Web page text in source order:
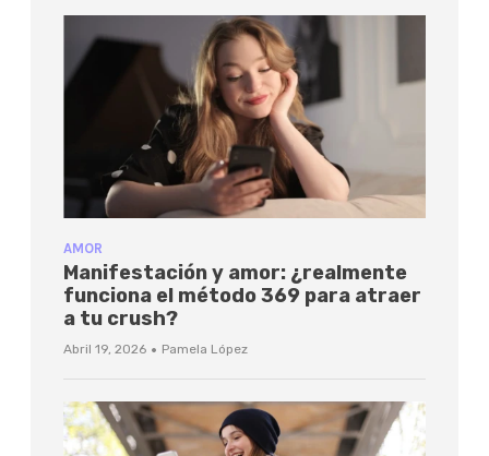
AMOR
Manifestación y amor: ¿realmente
funciona el método 369 para atraer
a tu crush?
Abril 19, 2026 · Pamela López